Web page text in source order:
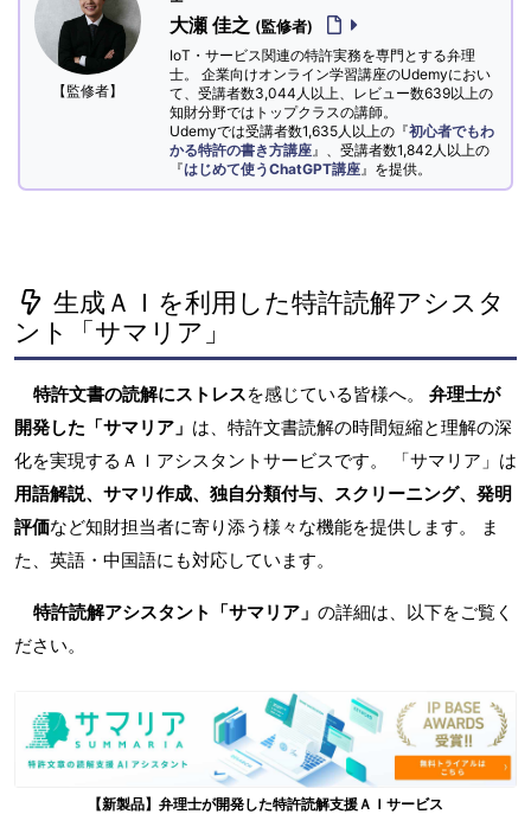
【監修者】
大瀬 佳之 (監修者)
IoT・サービス関連の特許実務を専門とする弁理
士。 企業向けオンライン学習講座のUdemyにおい
て、受講者数3,044人以上、レビュー数639以上の
知財分野ではトップクラスの講師。
Udemyでは受講者数1,635人以上の『初心者でもわ
かる特許の書き方講座』、受講者数1,842人以上の
『はじめて使うChatGPT講座』を提供。
生成ＡＩを利用した特許読解アシスタ
ント「サマリア」
特許文書の読解にストレスを感じている皆様へ。 弁理士が
開発した「サマリア」 は、特許文書読解の時間短縮と理解の深
化を実現するＡＩアシスタントサービスです。 「サマリア」は
用語解説、サマリ作成、独自分類付与、スクリーニング、発明
評価など知財担当者に寄り添う様々な機能を提供します。 ま
た、英語・中国語にも対応しています。
特許読解アシスタント「サマリア」 の詳細は、以下をご覧く
ださい。
【新製品】弁理士が開発した特許読解支援ＡＩサービス